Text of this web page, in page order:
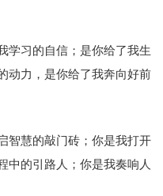
学习的自信；是你给了我生
动力，是你给了我奔向好前
智慧的敲门砖；你是我打开
中的引路人；你是我奏响人